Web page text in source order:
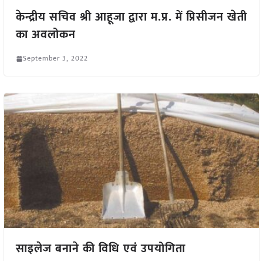
केन्द्रीय सचिव श्री आहूजा द्वारा म.प्र. में प्रिसीजन खेती
का अवलोकन
September 3, 2022
साइलेज बनाने की विधि एवं उपयोगिता